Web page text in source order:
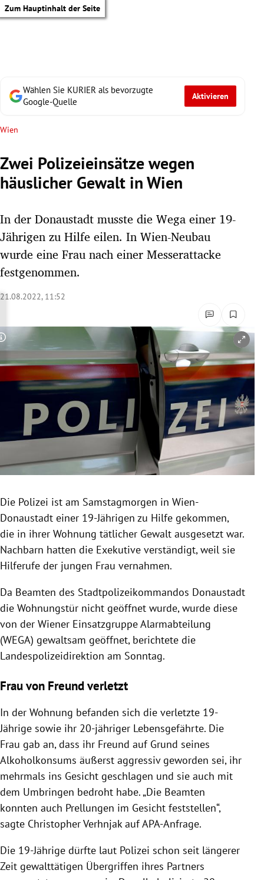
Zum Hauptinhalt der Seite
Untermenü
Untermenü
Untermenü
Untermenü
Untermenü
Untermenü
Untermenü
Untermenü
Untermenü
Untermenü
Wählen Sie KURIER als bevorzugte
Google-Quelle
Aktivieren
Wien
Zwei Polizeieinsätze wegen
häuslicher Gewalt in Wien
In der Donaustadt musste die Wega einer 19-
Jährigen zu Hilfe eilen. In Wien-Neubau
wurde eine Frau nach einer Messerattacke
festgenommen.
21.08.2022, 11:52
Copyright-Hinweis öffnen/schließen
Die Polizei ist am Samstagmorgen in Wien-
Donaustadt einer 19-Jährigen zu Hilfe gekommen,
die in ihrer Wohnung tätlicher Gewalt ausgesetzt war.
Nachbarn hatten die Exekutive verständigt, weil sie
Hilferufe der jungen Frau vernahmen.
Da Beamten des Stadtpolizeikommandos Donaustadt
die Wohnungstür nicht geöffnet wurde, wurde diese
von der Wiener Einsatzgruppe Alarmabteilung
(WEGA) gewaltsam geöffnet, berichtete die
Landespolizeidirektion am Sonntag.
Frau von Freund verletzt
In der Wohnung befanden sich die verletzte 19-
Jährige sowie ihr 20-jähriger Lebensgefährte. Die
Frau gab an, dass ihr Freund auf Grund seines
Alkoholkonsums äußerst aggressiv geworden sei, ihr
mehrmals ins Gesicht geschlagen und sie auch mit
dem Umbringen bedroht habe. „Die Beamten
konnten auch Prellungen im Gesicht feststellen“,
sagte Christopher Verhnjak auf APA-Anfrage.
Die 19-Jährige dürfte laut Polizei schon seit längerer
Zeit gewalttätigen Übergriffen ihres Partners